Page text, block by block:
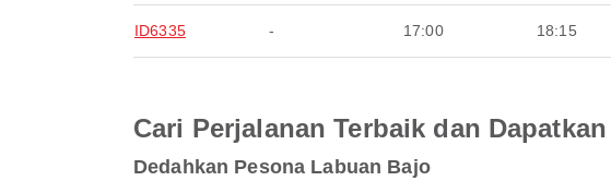
ID6335 - 17:00 18:15
Cari Perjalanan Terbaik dan
Dedahkan Pesona Labuan Bajo